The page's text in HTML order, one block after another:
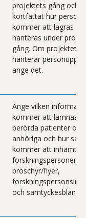
projektets gång och
kortfattat hur
kommer att lagras
hanteras under
gång. Om projektet
hanterar
ange det.
Ange vilken
kommer att lämnas
berörda patienter och
anhöriga och hur
kommer att
broschyr/flyer,
och